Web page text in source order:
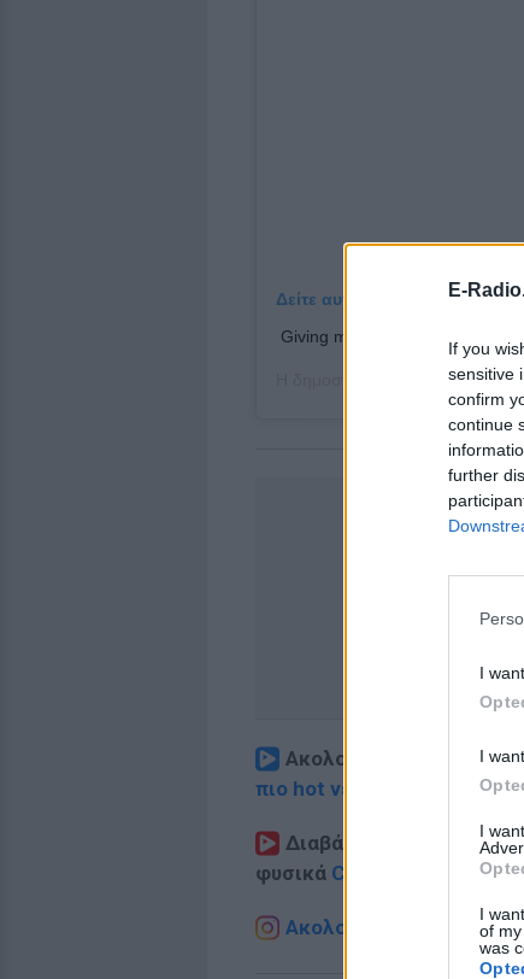
E-
If you
sensitive
confirm
continue
further
I
I
I
I
of
was
Δείτε αυτή τη δημοσίευση
Giving myself a break. 📷
Η δημοσίευση κοινοποιήθηκε
Ακολουθήστε το E-
πιο hot νέα
Διαβάστε περισσότερα
φυσικά Celebrities στο νέο
Ακολουθήστε το E-